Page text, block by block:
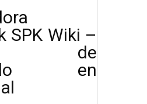
SPK Wiki –
de
en